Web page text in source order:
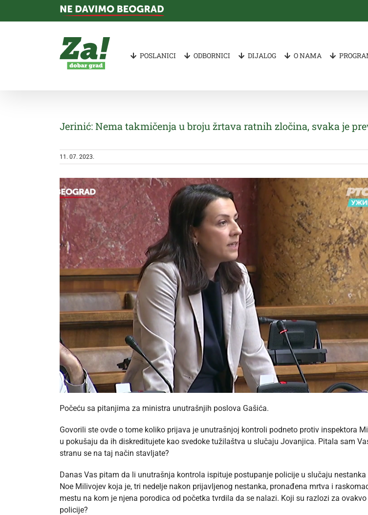
POSLANICI ODBORNICI DIJALOG O NAMA
Jerinić: Nema takmičenja u broju žrtava ratnih zločina, svaka je
11. 07. 2023.
Počeću sa pitanjima za ministra unutrašnjih poslova Gašića.
Govorili ste ovde o tome koliko prijava je unutrašnjoj kontroli podneto protiv inspektora
u pokušaju da ih diskreditujete kao svedoke tužilaštva u slučaju Jovanjica. Pitala sam
stranu se na taj način stavljate?
Danas Vas pitam da li unutrašnja kontrola ispituje postupanje policije u slučaju
Noe Milivojev koja je, tri nedelje nakon prijavljenog nestanka, pronađena mrtva i
mestu na kom je njena porodica od početka tvrdila da se nalazi. Koji su razlozi za
policije?